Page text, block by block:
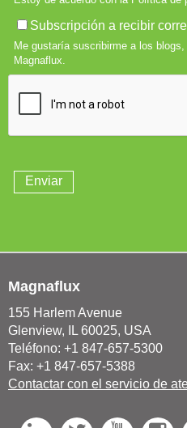
Magnaflux
155 Harlem Avenue
Glenview, IL 60025, USA
Teléfono: +1 847-657-5300
Fax: +1 847-657-5388
Contactar con el servicio de